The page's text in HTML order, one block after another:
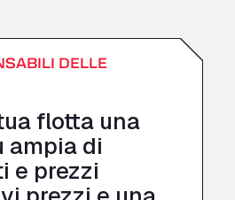
DELLE
flotta una
ampia di
e prezzi